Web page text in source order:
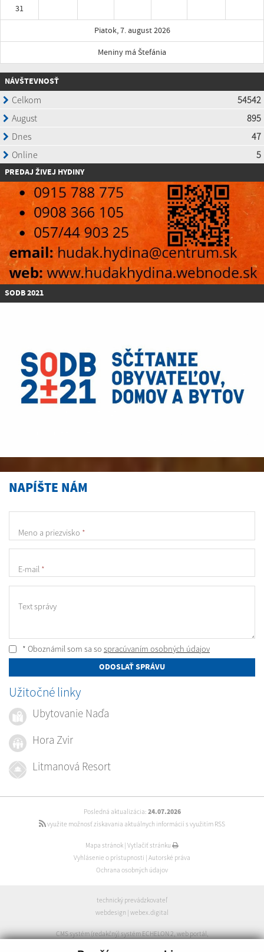
31
Piatok, 7. august 2026
Meniny má Štefánia
NÁVŠTEVNOSŤ
PREDAJ ŽIVEJ HYDINY
SODB 2021
NAPÍŠTE NÁM
Meno a priezvisko *
E-mail *
Text správy
* Oboznámil som sa so spracúvaním osobných údajov
ODOSLAŤ SPRÁVU
Užitočné linky
Ubytovanie Naďa
Hora Zvir
Litmanová Resort
Posledná aktualizácia: 24.07.2026
využite možnosť získavania aktuálnych informácií s využitím RSS
Mapa stránok | Vytlačiť stránku
Vyhlásenie o prístupnosti | Autorské práva
Ochrana osobných údajov
technický prevádzkovateľ
webdesign | webex.digital
CMS systém (redakčný) systém ECHELON 2,web portál,